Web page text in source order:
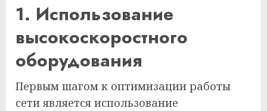
1. Использование
высокоскоростного
оборудования
Первым шагом к оптимизации работы
сети является использование